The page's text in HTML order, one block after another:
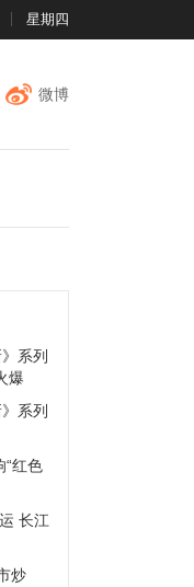
星期四
微博
系列
爆
系列
“红色
长江
炒